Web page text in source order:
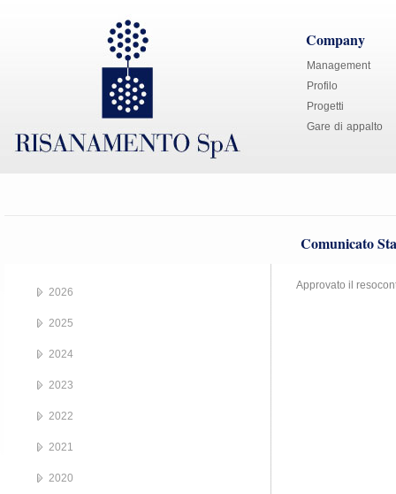
Company
Management
Profilo
Progetti
Gare di appalto
Comunicato
Approvato il
2026
2025
2024
2023
2022
2021
2020